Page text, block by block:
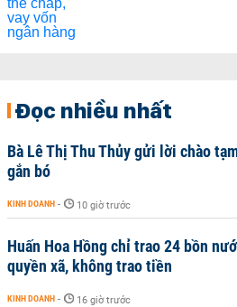
Đọc nhiều nhất
Bà Lê Thị Thu Thủy gửi lời chào
gắn bó
KINH DOANH - 10 giờ trước
Huấn Hoa Hồng chỉ trao 24 bồn
quyền xã, không trao tiền
KINH DOANH - 16 giờ trước